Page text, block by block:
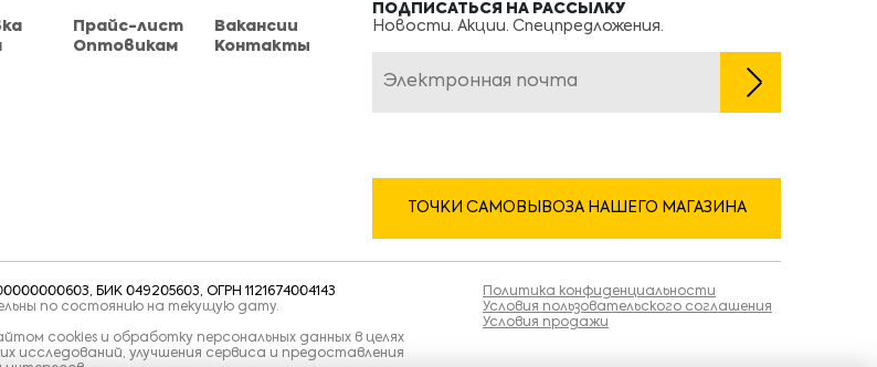
Прайс-лист
Оптовикам
Вакансии
Контакты
ПОДПИСАТЬСЯ НА РАССЫЛКУ
Новости. Акции. Спецпредложения.
ТОЧКИ САМОВЫВОЗА НАШЕГО МАГАЗИНА
БИК 049205603, ОГРН 1121674004143
по состоянию на текущую дату.
cookies и обработку персональных данных в целях
улучшения сервиса и предоставления
Политика конфиденциальности
Условия пользовательского соглашения
Условия продажи